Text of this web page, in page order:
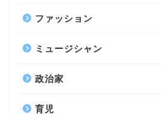
ファッション
ミュージシャン
政治家
育児